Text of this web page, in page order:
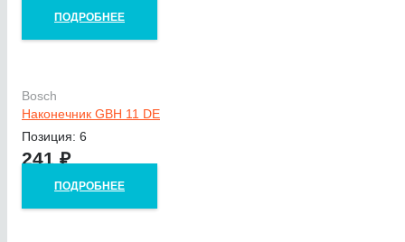
ПОДРОБНЕЕ
Bosch
Наконечник GBH 11 DE
Позиция: 6
241₽
ПОДРОБНЕЕ